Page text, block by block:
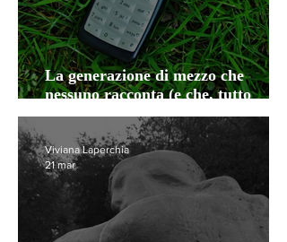
La generazione di mezzo che
nessuno racconta (e che, tutto
sommato, se l’è cavata)
Viviana Laperchia
21 mar